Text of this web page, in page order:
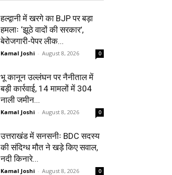
हल्द्वानी में खरगे का BJP पर बड़ा
हमलाः ‘झूठे वादों की सरकार’,
बेरोजगारी-पेपर लीक...
Kamal Joshi - August 8, 2026 0
भू कानून उल्लंघन पर नैनीताल में
बड़ी कार्रवाई, 14 मामलों में 304
नाली जमीन...
Kamal Joshi - August 8, 2026 0
उत्तराखंड में सनसनीः BDC सदस्य
की संदिग्ध मौत ने खड़े किए सवाल,
नदी किनारे...
Kamal Joshi - August 8, 2026 0